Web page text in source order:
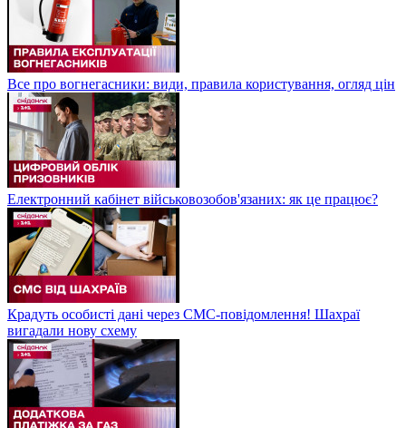
Все про вогнегасники: види, правила користування, огляд цін
Електронний кабінет військовозобов'язаних: як це працює?
Крадуть особисті дані через СМС-повідомлення! Шахраї
вигадали нову схему